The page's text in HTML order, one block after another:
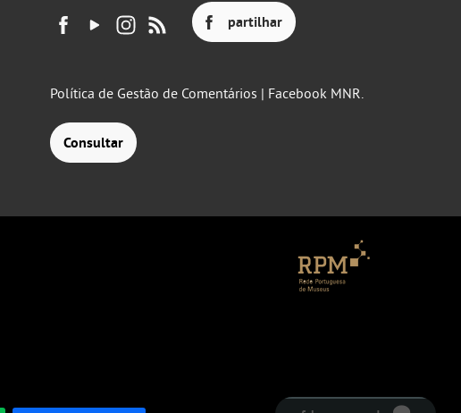
partilhar
Política de Gestão de Comentários | Facebook MNR.
Consultar